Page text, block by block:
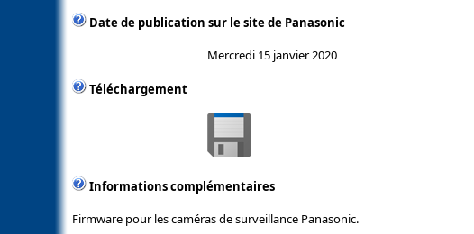
Date de publication sur le site de Panasonic
Mercredi 15 janvier 2020
Téléchargement
Informations complémentaires
Firmware pour les caméras de surveillance Panasonic.